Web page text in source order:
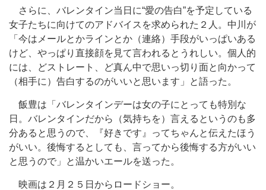
さらに、バレンタイン当日に“愛の告白”を予定している
女子たちに向けてのアドバイスを求められた２人。中川が
「今はメールとかラインとか（連絡）手段がいっぱいある
けど、やっぱり直接顔を見て言われるとうれしい。個人的
には、どストレート、ど真ん中で思いっ切り面と向かって
（相手に）告白するのがいいと思います」と語った。
飯豊は「バレンタインデーは女の子にとっても特別な
日。バレンタインだから（気持ちを）言えるというのも多
分あると思うので、『好きです』ってちゃんと伝えたほう
がいい。後悔するとしても、言ってから後悔する方がいい
と思うので」と温かいエールを送った。
映画は２月２５日からロードショー。